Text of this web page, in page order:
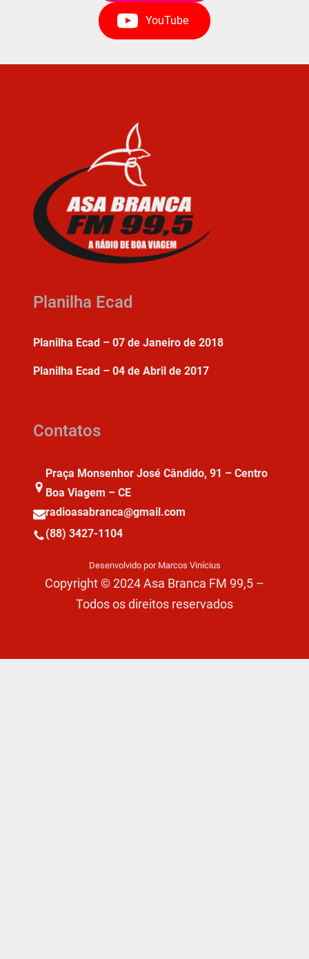
YouTube
Planilha Ecad
Planilha Ecad – 07 de Janeiro de 2018
Planilha Ecad – 04 de Abril de 2017
Contatos
Praça Monsenhor José Cândido, 91 – Centro
Boa Viagem – CE
radioasabranca@gmail.com
(88) 3427-1104
Desenvolvido por Marcos Vinícius
Copyright © 2024 Asa Branca FM 99,5 –
Todos os direitos reservados